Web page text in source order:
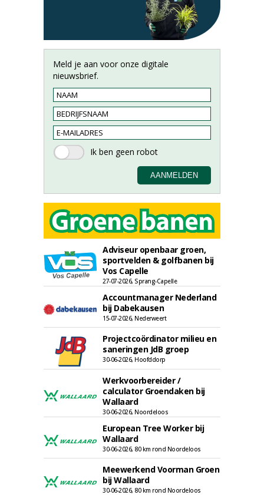
Meld je aan voor onze digitale
nieuwsbrief.
Adviseur openbaar groen,
sportvelden & golfbanen bij
Vos Capelle
27-07-2026, Sprang-Capelle
Accountmanager Nederland
bij Dabekausen
15-07-2026, Nederweert
Projectcoördinator milieu en
saneringen JdB groep
30-06-2026, Hoofddorp
Werkvoorbereider /
calculator Groendaken bij
Wallaard
30-06-2026, Noordeloos
European Tree Worker bij
Wallaard
30-06-2026, 80 km rond Noordeloos
Meewerkend Voorman Groen
bij Wallaard
30-06-2026, 80 km rond Noordeloos